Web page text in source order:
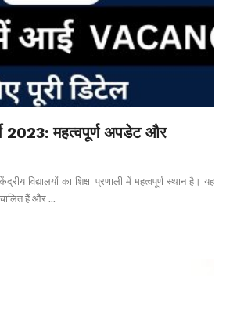
2023: महत्वपूर्ण अपडेट और
विद्यालयों का शिक्षा प्रणाली में महत्वपूर्ण स्थान है। यह
हैं और ...